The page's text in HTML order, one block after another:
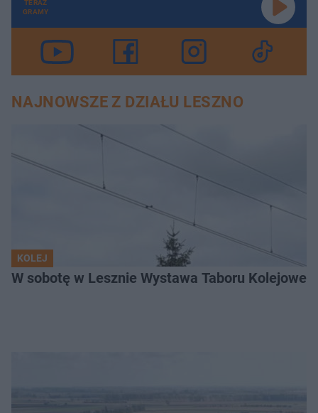
TERAZ
GRAMY
NAJNOWSZE Z DZIAŁU LESZNO
KOLEJ
W sobotę w Lesznie Wystawa Taboru